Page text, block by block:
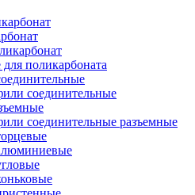
поликарбоната
соединительные
соединительные разъемные